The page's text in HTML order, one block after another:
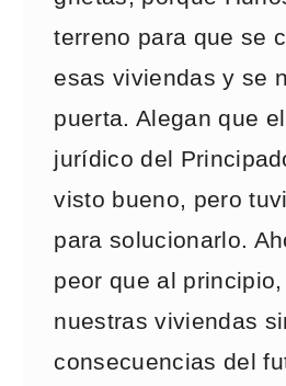
terreno para que se
esas viviendas y se
puerta. Alegan que
jurídico del
visto bueno, pero
para solucionarlo.
peor que al
nuestras viviendas
consecuencias del